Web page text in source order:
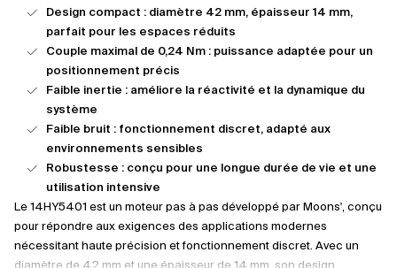
Design compact : diamètre 42 mm, épaisseur 14 mm,
parfait pour les espaces réduits
Couple maximal de 0,24 Nm : puissance adaptée pour un
positionnement précis
Faible inertie : améliore la réactivité et la dynamique du
système
Faible bruit : fonctionnement discret, adapté aux
environnements sensibles
Robustesse : conçu pour une longue durée de vie et une
utilisation intensive
Le 14HY5401 est un moteur pas à pas développé par Moons', conçu
pour répondre aux exigences des applications modernes
nécessitant haute précision et fonctionnement discret. Avec un